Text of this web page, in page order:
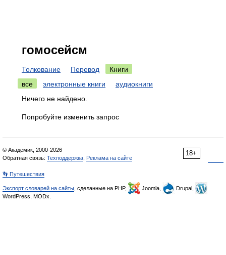
гомосейсм
Толкование Перевод
Книги
все
электронные книги
аудиокниги
Ничего не найдено.
Попробуйте изменить запрос
18+
© Академик, 2000-2026
Обратная связь: Техподдержка Реклама на сайте
👣 Путешествия
Экспорт словарей на сайты , сделанные на PHP, Joomla,
Drupal,
WordPress, MODx.